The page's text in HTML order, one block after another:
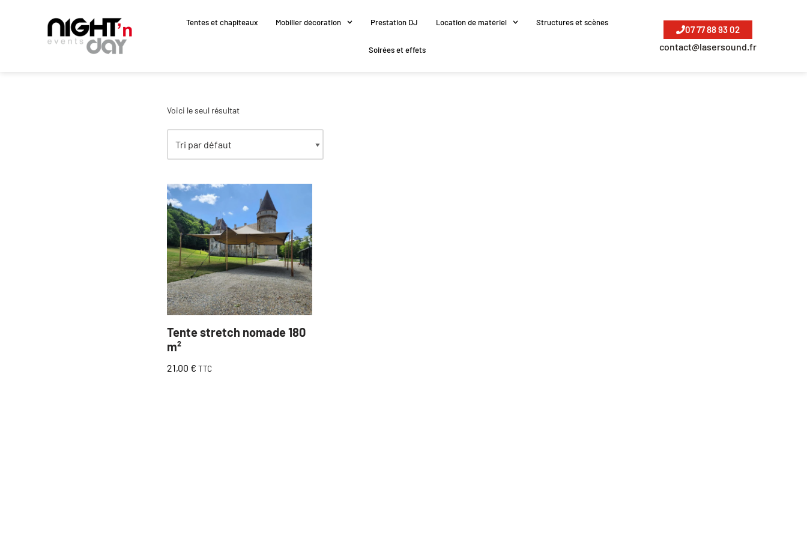
Tentes et chapiteaux Mobilier décoration Prestation DJ Location de matériel Structures et scènes
Soirées et effets
07 77 88 93 02
contact@lasersound.fr
Voici le seul résultat
Tente stretch nomade 180
m²
21,00 € TTC